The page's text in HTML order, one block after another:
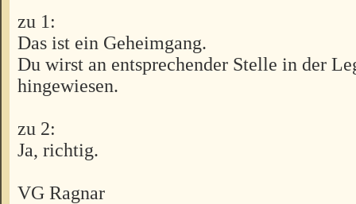
zu 1:
Das ist ein Geheimgang.
Du wirst an entsprechender Stelle in der
hingewiesen.
zu 2:
Ja, richtig.
VG Ragnar